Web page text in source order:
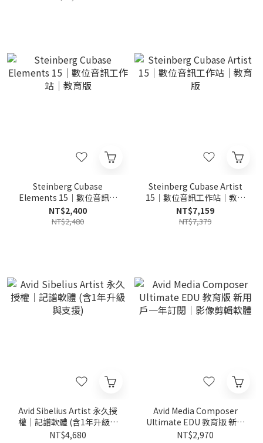
Steinberg Cubase
Elements 15｜數位音訊工
作站｜教育版
NT$2,400
NT$2,480
Steinberg Cubase Artist
15｜數位音訊工作站｜教育
版
NT$7,159
NT$7,379
Avid Sibelius Artist 永久授
權｜記譜軟體 (含1年升級與
支援)
NT$4,680
Avid Media Composer
Ultimate EDU 教育版 新用
戶一年訂閱｜影像剪輯軟體
NT$2,970